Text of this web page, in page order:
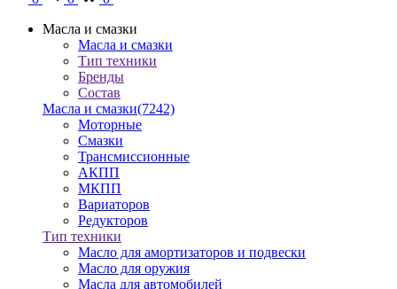
Масла и смазки
Масла и смазки
Тип техники
Бренды
Состав
Масла и смазки(7242)
Моторные
Смазки
Трансмиссионные
АКПП
МКПП
Вариаторов
Редукторов
Тип техники
Масло для амортизаторов и подвески
Масло для оружия
Масла для автомобилей